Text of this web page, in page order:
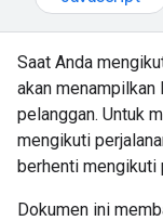
Saat Anda
akan
pelanggan. Untuk
mengikuti
berhenti mengikuti
Dokumen ini